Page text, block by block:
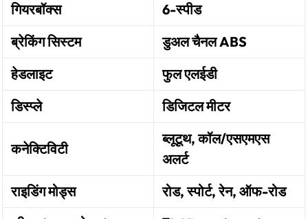
गियरबॉक्स
6-स्पीड
ब्रेकिंग सिस्टम
डुअल चैनल ABS
हेडलाइट
फुल एलईडी
डिस्प्ले
डिजिटल मीटर
कनेक्टिविटी
ब्लूटूथ, कॉल/एसएमएस
अलर्ट
राइडिंग मोड्स
रोड, स्पोर्ट, रेन, ऑफ-रोड